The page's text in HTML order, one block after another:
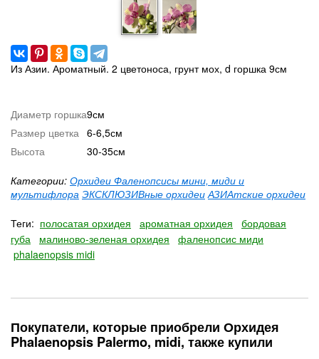
Из Азии. Ароматный. 2 цветоноса, грунт мох, d горшка 9см
Диаметр горшка9см
Размер цветка 6-6,5см
Высота
30-35см
Категории: Орхидеи Фаленопсисы мини, миди и
мультифлора ЭКСКЛЮЗИВные орхидеи АЗИАтские орхидеи
Теги: полосатая орхидея ароматная орхидея
бордовая
губа
малиново-зеленая орхидея
фаленопсис миди
phalaenopsis midi
Покупатели, которые приобрели Орхидея
Phalaenopsis Palermo, midi, также купили